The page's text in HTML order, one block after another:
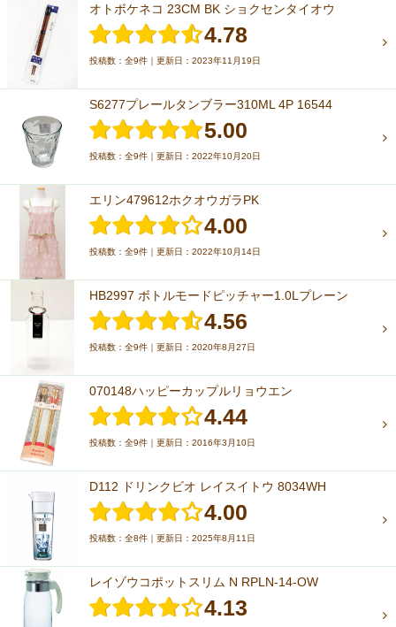
オトボケネコ 23CM BK ショクセンタイオウ
4.78
投稿数：全9件｜更新日：2023年11月19日
S6277プレールタンブラー310ML 4P 16544
5.00
投稿数：全9件｜更新日：2022年10月20日
エリン479612ホクオウガラPK
4.00
投稿数：全9件｜更新日：2022年10月14日
HB2997 ボトルモードピッチャー1.0Lプレーン
4.56
投稿数：全9件｜更新日：2020年8月27日
070148ハッピーカップルリョウエン
4.44
投稿数：全9件｜更新日：2016年3月10日
D112 ドリンクビオ レイスイトウ 8034WH
4.00
投稿数：全8件｜更新日：2025年8月11日
レイゾウコポットスリム N RPLN-14-OW
4.13